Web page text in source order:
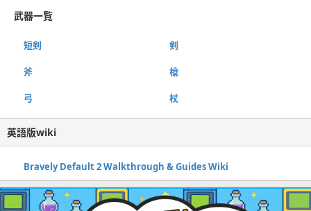
武器一覧
短剣 剣
斧 槍
弓 杖
英語版wiki
Bravely Default 2 Walkthrough & Guides Wiki